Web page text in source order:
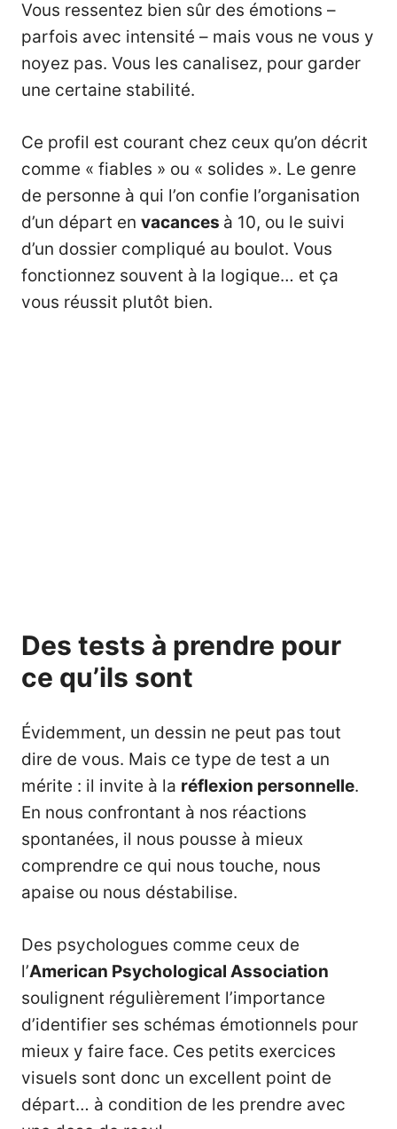
Vous ressentez bien sûr des émotions –
parfois avec intensité – mais vous ne vous y
noyez pas. Vous les canalisez, pour garder
une certaine stabilité.
Ce profil est courant chez ceux qu’on décrit
comme « fiables » ou « solides ». Le genre
de personne à qui l’on confie l’organisation
d’un départ en vacances à 10, ou le suivi
d’un dossier compliqué au boulot. Vous
fonctionnez souvent à la logique… et ça
vous réussit plutôt bien.
Des tests à prendre pour
ce qu’ils sont
Évidemment, un dessin ne peut pas tout
dire de vous. Mais ce type de test a un
mérite : il invite à la réflexion personnelle.
En nous confrontant à nos réactions
spontanées, il nous pousse à mieux
comprendre ce qui nous touche, nous
apaise ou nous déstabilise.
Des psychologues comme ceux de
l’American Psychological Association
soulignent régulièrement l’importance
d’identifier ses schémas émotionnels pour
mieux y faire face. Ces petits exercices
visuels sont donc un excellent point de
départ… à condition de les prendre avec